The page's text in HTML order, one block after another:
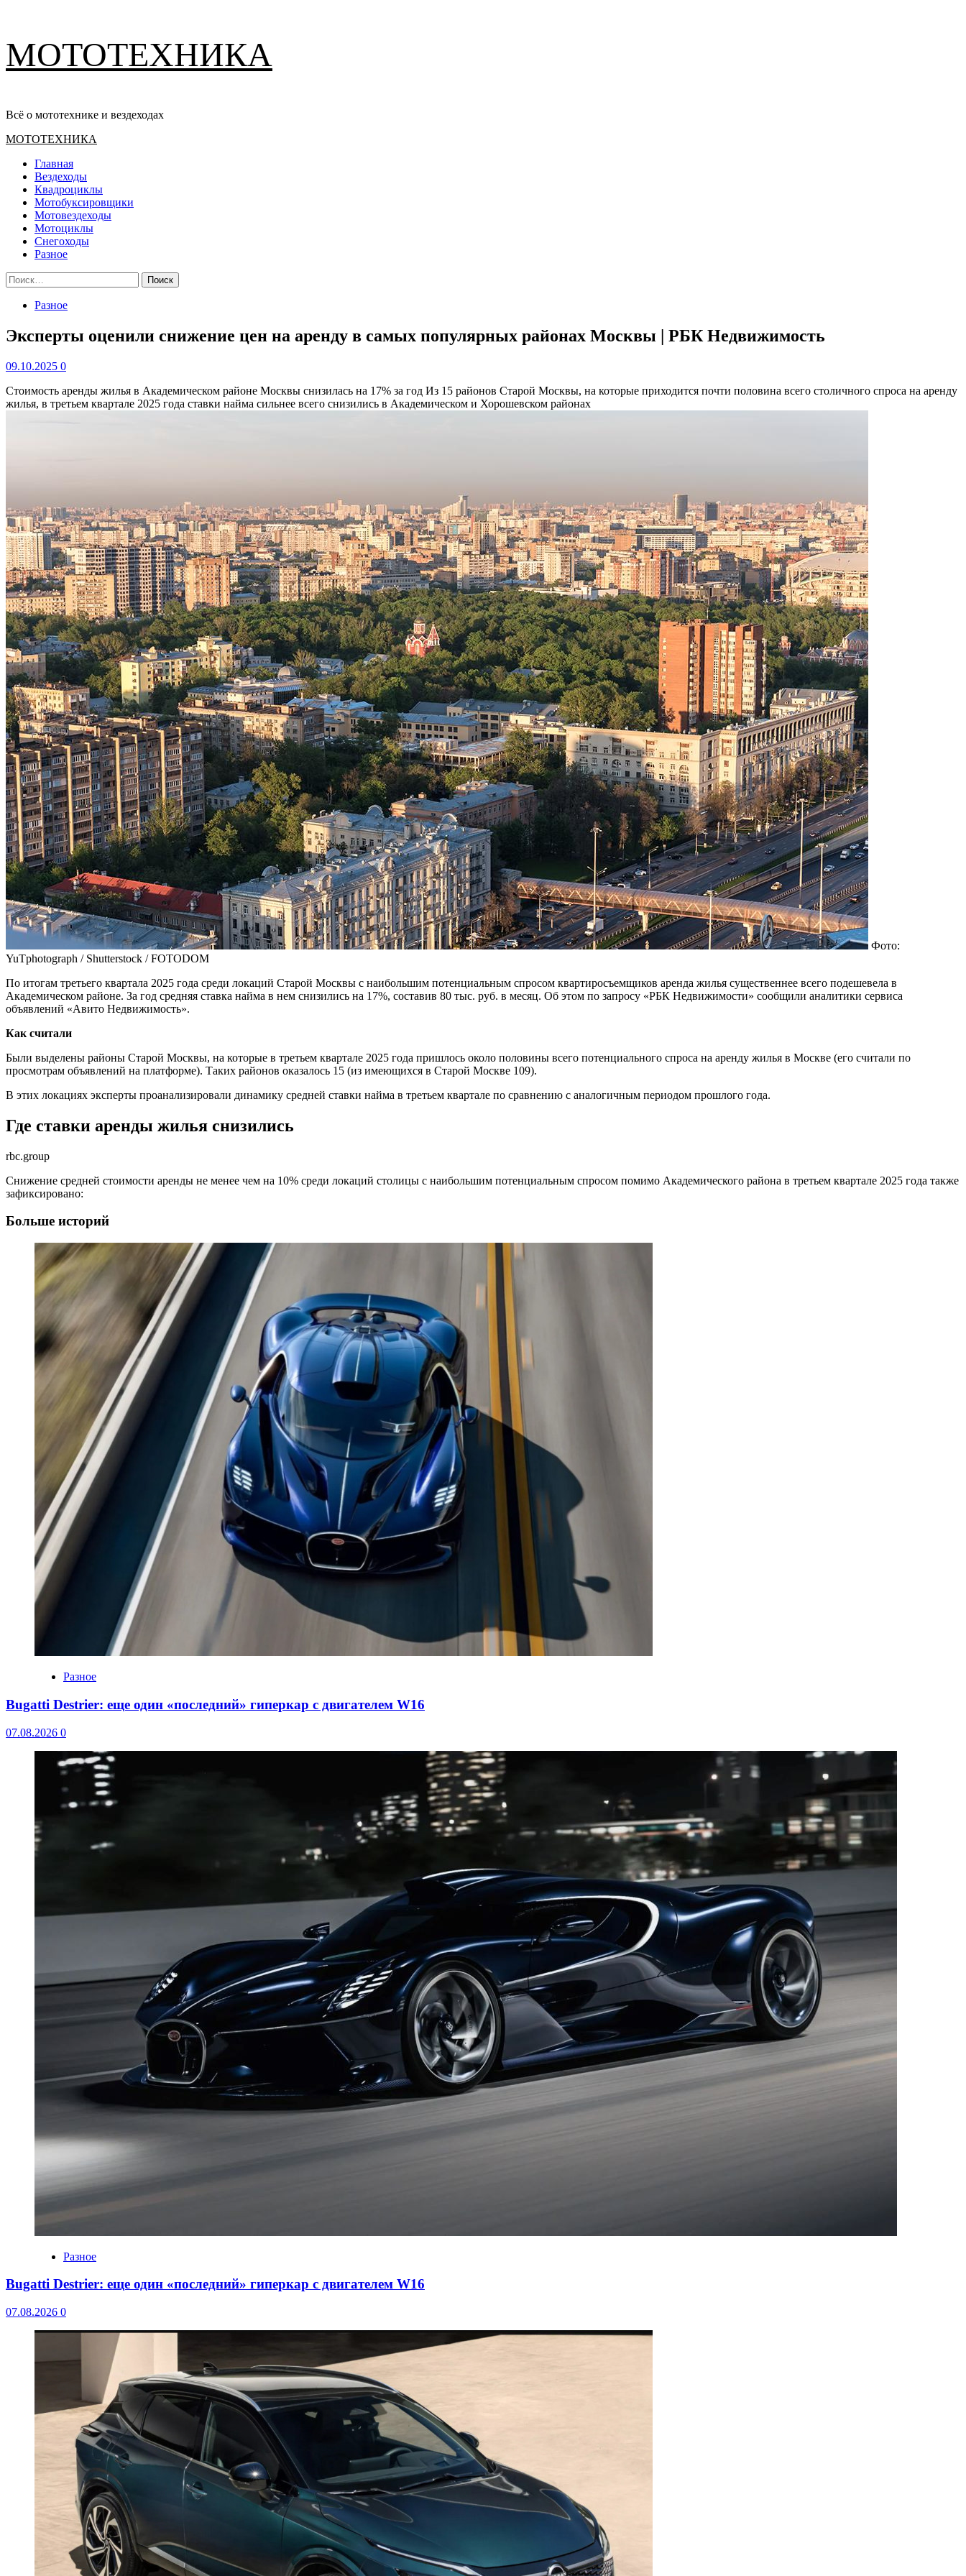
содержимому
МОТОТЕХНИКА
Всё о мототехнике и вездеходах
Основное
МОТОТЕХНИКА
Главная
Вездеходы
Квадроциклы
Мотобуксировщики
Мотовездеходы
Мотоциклы
Снегоходы
Разное
Найти:
Разное
Эксперты оценили снижение цен на аренду в самых популярных районах Москвы | РБК Недвижимость
09.10.2025 0
Стоимость аренды жилья в Академическом районе Москвы снизилась на 17% за год Из 15 районов Старой Москвы, на которые приходится почти половина всего столичного спроса на аренду
жилья, в третьем квартале 2025 года ставки найма сильнее всего снизились в Академическом и Хорошевском районах
Фото:
YuTphotograph / Shutterstock / FOTODOM
По итогам третьего квартала 2025 года среди локаций Старой Москвы с наибольшим потенциальным спросом квартиросъемщиков аренда жилья существеннее всего подешевела в
Академическом районе. За год средняя ставка найма в нем снизились на 17%, составив 80 тыс. руб. в месяц. Об этом по запросу «РБК Недвижимости» сообщили аналитики сервиса
объявлений «Авито Недвижимость».
Как считали
Были выделены районы Старой Москвы, на которые в третьем квартале 2025 года пришлось около половины всего потенциального спроса на аренду жилья в Москве (его считали по
просмотрам объявлений на платформе). Таких районов оказалось 15 (из имеющихся в Старой Москве 109).
В этих локациях эксперты проанализировали динамику средней ставки найма в третьем квартале по сравнению с аналогичным периодом прошлого года.
Где ставки аренды жилья снизились
rbc.group
Снижение средней стоимости аренды не менее чем на 10% среди локаций столицы с наибольшим потенциальным спросом помимо Академического района в третьем квартале 2025 года также
зафиксировано:
Больше историй
Разное
Bugatti Destrier: еще один «последний» гиперкар с двигателем W16
07.08.2026 0
Разное
Bugatti Destrier: еще один «последний» гиперкар с двигателем W16
07.08.2026 0